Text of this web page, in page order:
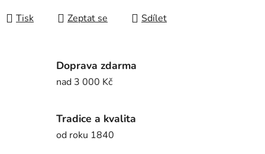
Tisk Zeptat se Sdílet
Doprava zdarma
nad 3 000 Kč
Tradice a kvalita
od roku 1840